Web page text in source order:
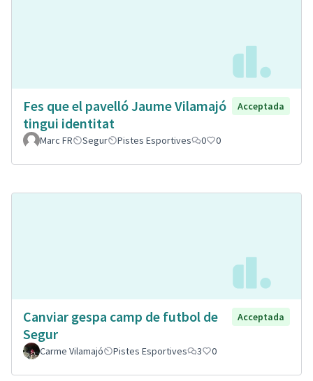
Fes que el pavelló Jaume Vilamajó
tingui identitat
Acceptada
Marc FR Segur Pistes Esportives 0 0
Canviar gespa camp de futbol de
Segur
Acceptada
Carme Vilamajó Pistes Esportives 3 0